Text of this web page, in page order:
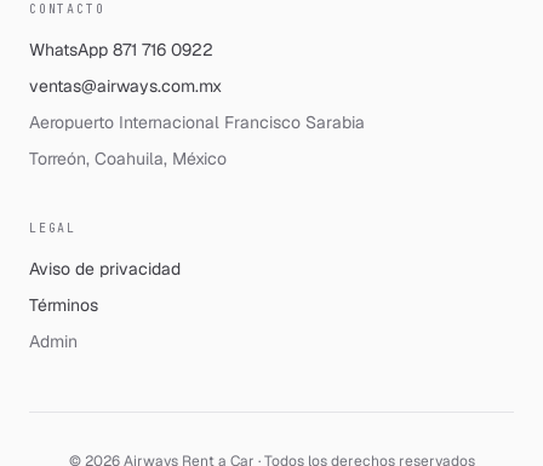
CONTACTO
WhatsApp 871 716 0922
ventas@airways.com.mx
Aeropuerto Internacional Francisco Sarabia
Torreón, Coahuila, México
LEGAL
Aviso de privacidad
Términos
Admin
©2026Airways Rent a Car · Todos los derechos reservados